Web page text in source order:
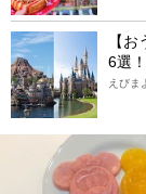
【
6選
えびま